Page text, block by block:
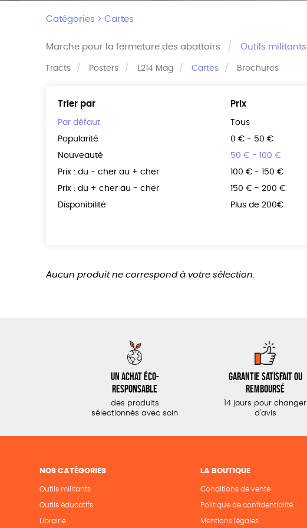
Catégories >Cartes
Marche pour la fermeture des abattoirs Outils militants
Tracts Posters L214 Mag Cartes Brochures
Trier par
Par défaut
Popularité
Nouveauté
Prix : du - cher au + cher
Prix : du + cher au - cher
Disponibilité
Prix
Tous
0 € - 50 €
50 € - 100 €
100 € - 150 €
150 € - 200 €
Plus de 200€
Aucun produit ne correspond à votre sélection.
Un achat éco-
responsable
des produits
sélectionnés avec soin
Garantie satisfait ou
remboursé
14 jours pour changer
d'avis
NOS CATÉGORIES
Outils militants
Outils éducatifs
Librairie
LA BOUTIQUE
Conditions de vente
Politique de confidentialité
Mentions légales